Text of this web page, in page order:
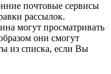
почтовые сервисы
рассылок.
могут просматривать
они смогут
из списка, если Вы